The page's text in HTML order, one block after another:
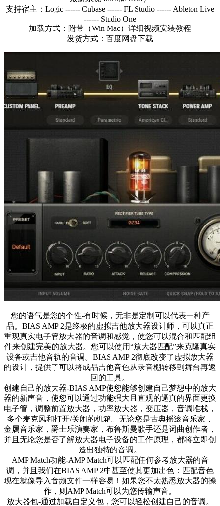
支持宿主：Logic ------ Cubase ------ FL Studio ------ Ableton Live
------ Studio One
加载方式：附带（Win Mac）详细视频安装教程
发货方式：百度网盘下载
您的语气是您的个性-有时候，无非是定制可以代表一种产
品。BIAS AMP 2是终极的虚拟吉他放大器设计师，可以真正
重现真实电子管放大器的音调和感觉，使您可以混合和匹配组
件来创建完美的放大器。您可以使用“放大器匹配”来克隆真实
设备或吉他音轨的音调。BIAS AMP 2彻底改变了虚拟放大器
的设计，提供了可以将成品吉他音色从录音棚转移到舞台再返
回的工具。
创建自己的放大器-BIAS AMP使您能够创建自己梦想中的放大
器的新声音，使您可以通过功能强大且直观的逼真的界面更换
电子管，调整前置放大器，功率放大器，变压器，音调堆栈，
多个麦克风和打开/关闭的机箱。无论您是古典摇滚音乐家，
金属音乐家，爵士乐演奏家，布鲁斯曼歌手还是词曲创作者，
并且无论您是否了解放大器电子设备的工作原理，都将立即创
造出独特的音调。
AMP Match功能-AMP Match可以匹配任何参考放大器的音
调，并且我们在BIAS AMP 2中甚至使其更加出色：匹配音色
现在就像导入音频文件一样容易！如果您不太熟悉放大器的操
作，则AMP Match可以为您传输声音。
放大器包-通过加载自定义包，您可以轻松创建自己的音调。